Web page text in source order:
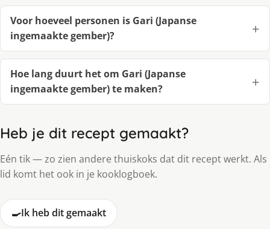
Voor hoeveel personen is Gari (Japanse
ingemaakte gember)?
Hoe lang duurt het om Gari (Japanse
ingemaakte gember) te maken?
Heb je dit recept gemaakt?
Eén tik — zo zien andere thuiskoks dat dit recept werkt. Als
lid komt het ook in je kooklogboek.
🍳Ik heb dit gemaakt